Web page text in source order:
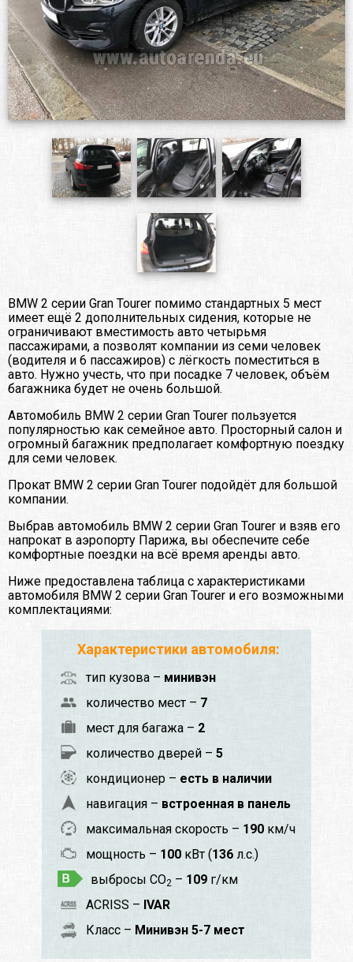
BMW 2 серии Gran Tourer помимо стандартных 5 мест
имеет ещё 2 дополнительных сидения, которые не
ограничивают вместимость авто четырьмя
пассажирами, а позволят компании из семи человек
(водителя и 6 пассажиров) с лёгкость поместиться в
авто. Нужно учесть, что при посадке 7 человек, объём
багажника будет не очень большой.
Автомобиль BMW 2 серии Gran Tourer пользуется
популярностью как семейное авто. Просторный салон и
огромный багажник предполагает комфортную поездку
для семи человек.
Прокат BMW 2 серии Gran Tourer подойдёт для большой
компании.
Выбрав автомобиль BMW 2 серии Gran Tourer и взяв его
напрокат в аэропорту Парижа, вы обеспечите себе
комфортные поездки на всё время аренды авто.
Ниже предоставлена таблица с характеристиками
автомобиля BMW 2 серии Gran Tourer и его возможными
комплектациями:
Характеристики автомобиля:
тип кузова – минивэн
количество мест – 7
мест для багажа – 2
количество дверей – 5
кондиционер – есть в наличии
навигация – встроенная в панель
максимальная скорость – 190 км/ч
мощность – 100 кВт (136 л.с.)
выбросы CO2 – 109 г/км
ACRISS – IVAR
Класс – Минивэн 5-7 мест